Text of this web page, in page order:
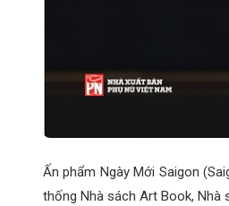
Ấn phẩm Ngày Mới Saigon
thống Nhà sách Art Book, Nhà